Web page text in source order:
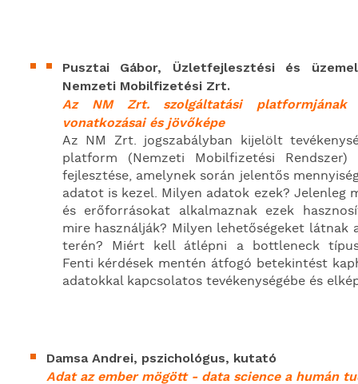
Pusztai Gábor, Üzletfejlesztési és
Nemzeti Mobilfizetési Zrt.
Az NM Zrt. szolgáltatási platformjának
vonatkozásai és jövőképe
Az NM Zrt. jogszabályban kijelölt
platform (Nemzeti Mobilfizetési Rendszer)
fejlesztése, amelynek során jelentős
adatot is kezel. Milyen adatok ezek? Jelenleg
és erőforrásokat alkalmaznak ezek
mire használják? Milyen lehetőségeket látnak
terén? Miért kell átlépni a bottleneck
Fenti kérdések mentén átfogó betekintést
adatokkal kapcsolatos tevékenységébe és
Damsa Andrei, pszichológus, kutató
Adat az ember mögött - data science a humán